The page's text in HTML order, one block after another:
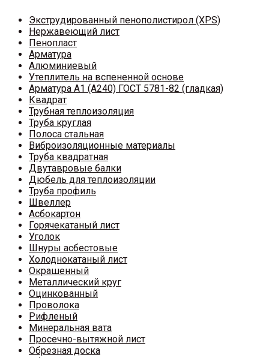
Экструдированный пенополистирол (XPS)
Нержавеющий лист
Пенопласт
Арматура
Алюминиевый
Утеплитель на вспененной основе
Арматура A1 (A240) ГОСТ 5781-82 (гладкая)
Квадрат
Трубная теплоизоляция
Труба круглая
Полоса стальная
Виброизоляционные материалы
Труба квадратная
Двутавровые балки
Дюбель для теплоизоляции
Труба профиль
Швеллер
Асбокартон
Горячекатаный лист
Уголок
Шнуры асбестовые
Холоднокатаный лист
Окрашенный
Металлический круг
Оцинкованный
Проволока
Рифленый
Минеральная вата
Просечно-вытяжной лист
Обрезная доска